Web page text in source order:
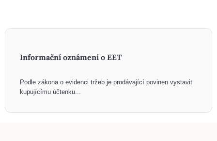
Informační oznámení o EET
Podle zákona o evidenci tržeb je prodávající povinen vystavit
kupujícímu účtenku...